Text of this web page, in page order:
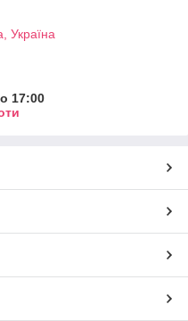
Україна
17:00